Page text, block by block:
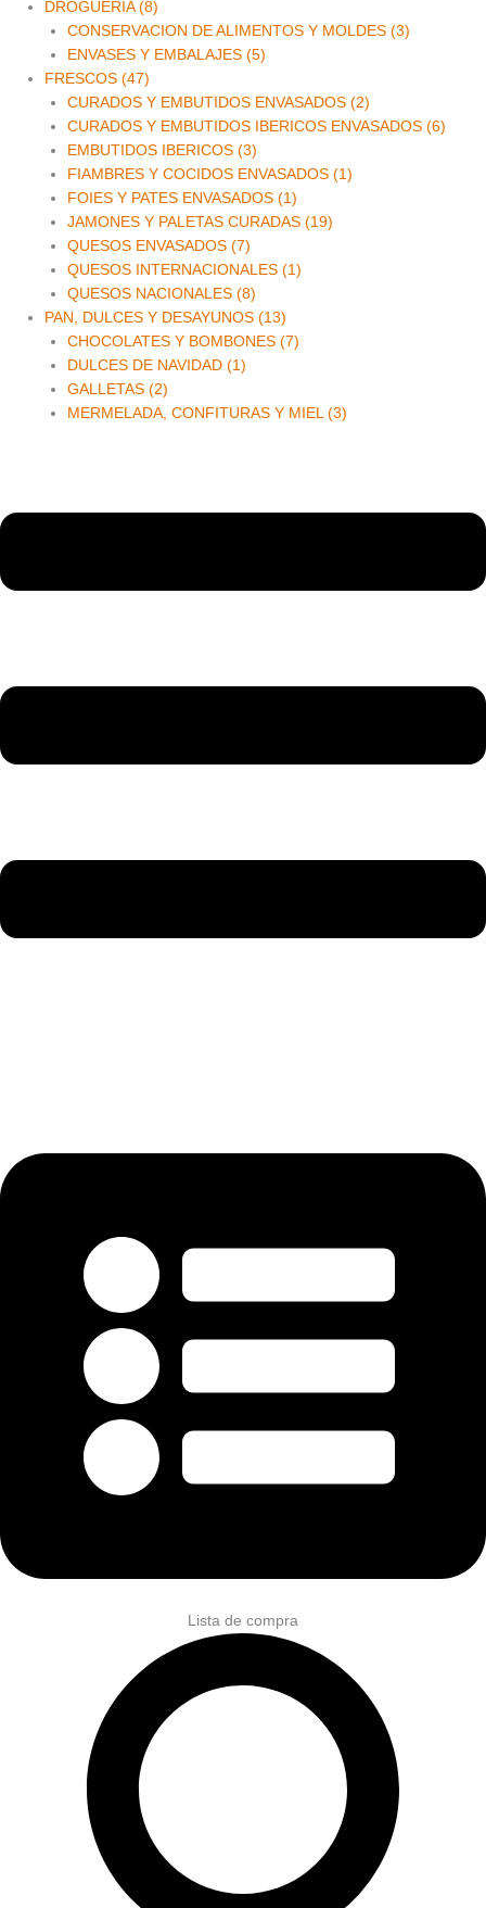
DROGUERIA (8)
CONSERVACION DE ALIMENTOS Y MOLDES (3)
ENVASES Y EMBALAJES (5)
FRESCOS (47)
CURADOS Y EMBUTIDOS ENVASADOS (2)
CURADOS Y EMBUTIDOS IBERICOS ENVASADOS (6)
EMBUTIDOS IBERICOS (3)
FIAMBRES Y COCIDOS ENVASADOS (1)
FOIES Y PATES ENVASADOS (1)
JAMONES Y PALETAS CURADAS (19)
QUESOS ENVASADOS (7)
QUESOS INTERNACIONALES (1)
QUESOS NACIONALES (8)
PAN, DULCES Y DESAYUNOS (13)
CHOCOLATES Y BOMBONES (7)
DULCES DE NAVIDAD (1)
GALLETAS (2)
MERMELADA, CONFITURAS Y MIEL (3)
Lista de compra